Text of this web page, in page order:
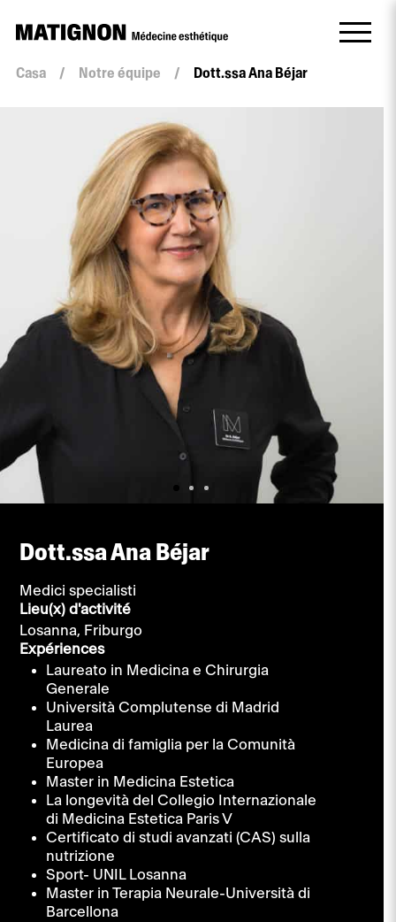
Casa / Notre équipe / Dott.ssa Ana Béjar
Dott.ssa Ana Béjar
Medici specialisti
Lieu(x) d'activité
Losanna, Friburgo
Expériences
Laureato in Medicina e Chirurgia
Generale
Università Complutense di Madrid
Laurea
Medicina di famiglia per la Comunità
Europea
Master in Medicina Estetica
La longevità del Collegio Internazionale
di Medicina Estetica Paris V
Certificato di studi avanzati (CAS) sulla
nutrizione
Sport- UNIL Losanna
Master in Terapia Neurale-Università di
Barcellona